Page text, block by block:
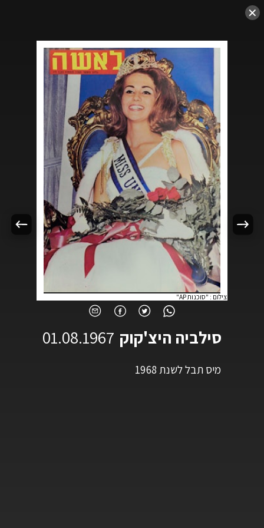
סילביה היצ'קוק 01.08.1967
מיס תבל לשנת 1968
צילום : "סוכנות AP"